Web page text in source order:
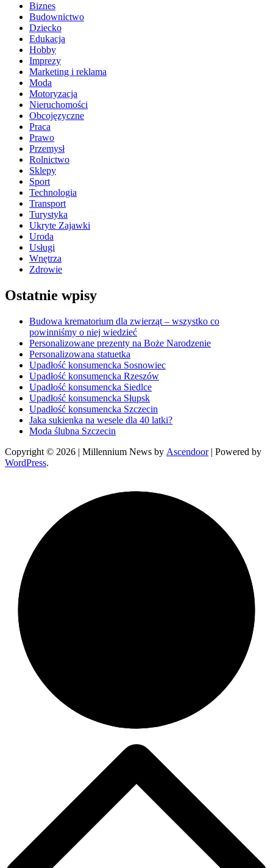
Biznes
Budownictwo
Dziecko
Edukacja
Hobby
Imprezy
Marketing i reklama
Moda
Motoryzacja
Nieruchomości
Obcojęzyczne
Praca
Prawo
Przemysł
Rolnictwo
Sklepy
Sport
Technologia
Transport
Turystyka
Ukryte Zajawki
Uroda
Usługi
Wnętrza
Zdrowie
Ostatnie wpisy
Budowa krematorium dla zwierząt – wszystko co
powinniśmy o niej wiedzieć
Personalizowane prezenty na Boże Narodzenie
Personalizowana statuetka
Upadłość konsumencka Sosnowiec
Upadłość konsumencka Rzeszów
Upadłość konsumencka Siedlce
Upadłość konsumencka Słupsk
Upadłość konsumencka Szczecin
Jaka sukienka na wesele dla 40 latki?
Moda ślubna Szczecin
Copyright © 2026 | Millennium News by Ascendoor| Powered by
WordPress.